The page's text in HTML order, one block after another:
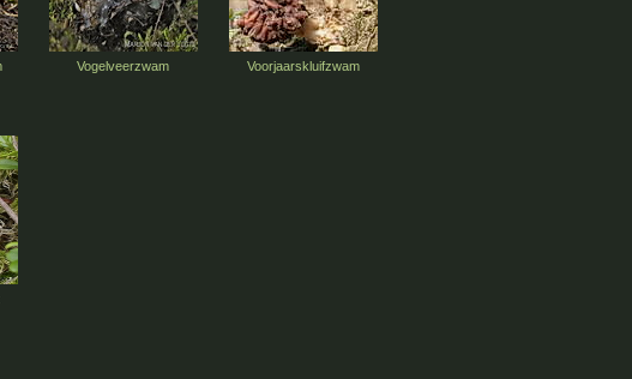
Vogelveerzwam Voorjaarskluifzwam